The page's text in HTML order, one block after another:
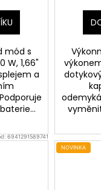
mód s
W, 1,66"
a
6941291589741
NOVINKA